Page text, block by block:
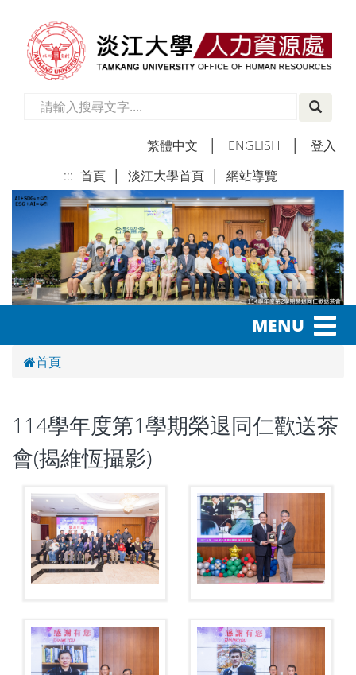
繁體中文 ENGLISH
登入
::: 首頁 淡江大學首頁 網站導覽
MENU
首頁
114學年度第1學期榮退同仁歡送茶
會(揭維恆攝影)